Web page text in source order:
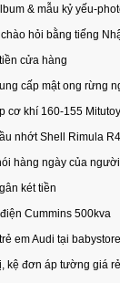
& mẫu kỷ yếu-
hỏi bằng tiếng
cửa hàng
cấp mật ong rừng
cơ khí 160-155
nhớt Shell Rimula
hàng ngày của
két tiền
Cummins 500kva
em Audi tại babystore
kệ đơn áp tường giá rẻ